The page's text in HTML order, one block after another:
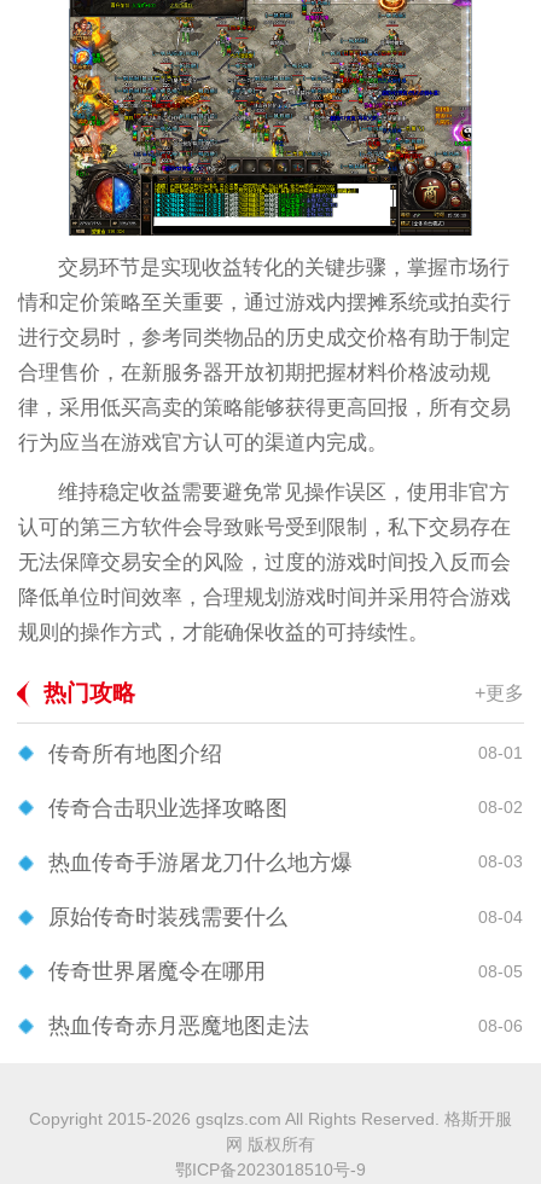
交易环节是实现收益转化的关键步骤，掌握市场行
情和定价策略至关重要，通过游戏内摆摊系统或拍卖行
进行交易时，参考同类物品的历史成交价格有助于制定
合理售价，在新服务器开放初期把握材料价格波动规
律，采用低买高卖的策略能够获得更高回报，所有交易
行为应当在游戏官方认可的渠道内完成。
维持稳定收益需要避免常见操作误区，使用非官方
认可的第三方软件会导致账号受到限制，私下交易存在
无法保障交易安全的风险，过度的游戏时间投入反而会
降低单位时间效率，合理规划游戏时间并采用符合游戏
规则的操作方式，才能确保收益的可持续性。
热门攻略 +更多
传奇所有地图介绍 08-01
传奇合击职业选择攻略图 08-02
热血传奇手游屠龙刀什么地方爆 08-03
原始传奇时装残需要什么 08-04
传奇世界屠魔令在哪用 08-05
热血传奇赤月恶魔地图走法 08-06
Copyright 2015-2026 gsqlzs.com All Rights Reserved. 格斯开服
网 版权所有
鄂ICP备2023018510号-9